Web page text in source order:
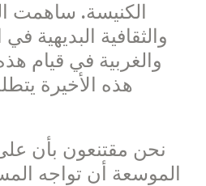
الكنيسة. ساهمت
والثقافية البديهية
والغربية في قيام
هذه الأخيرة
نحن مقتنعون بأن
الموسعة أن تواجه